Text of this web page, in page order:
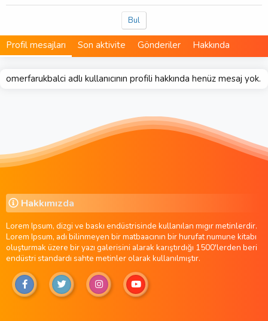
Bul
Profil mesajları Son aktivite Gönderiler Hakkında
omerfarukbalci adlı kullanıcının profili hakkında henüz mesaj yok.
Hakkımızda
Lorem Ipsum, dizgi ve baskı endüstrisinde kullanılan mıgır metinlerdir.
Lorem Ipsum, adı bilinmeyen bir matbaacının bir hurufat numune kitabı
oluşturmak üzere bir yazı galerisini alarak karıştırdığı 1500'lerden beri
endüstri standardı sahte metinler olarak kullanılmıştır.